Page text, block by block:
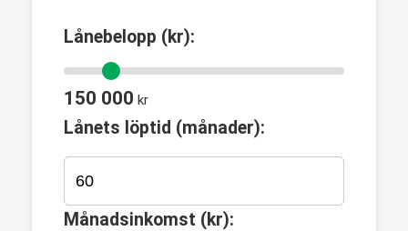
Lånebelopp (kr):
150 000 kr
Lånets löptid (månader):
Månadsinkomst (kr):